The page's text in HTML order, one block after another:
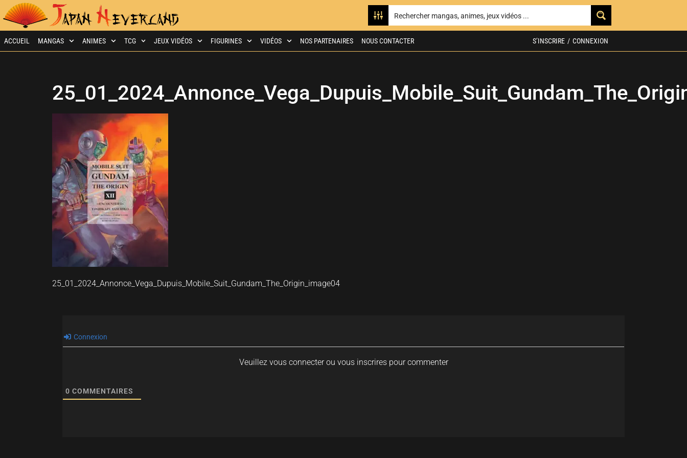
ACCUEIL MANGAS ANIMES TCG JEUX VIDÉOS FIGURINES VIDÉOS NOS PARTENAIRES NOUS CONTACTER S’INSCRIRE / CONNEXION
25_01_2024_Annonce_Vega_Dupuis_Mobile_Suit_Gundam_The_Origin_image04
Connexion
Veuillez vous connecter ou vous inscrires pour commenter
0 COMMENTAIRES